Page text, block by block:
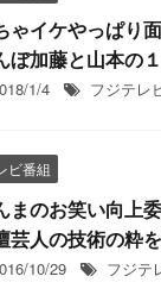
ゃイケやっぱり
ぼ加藤と山本の
1/4 フジテレ
ビ番組
まのお笑い向上
芸人の技術の粋
10/29 フジテ